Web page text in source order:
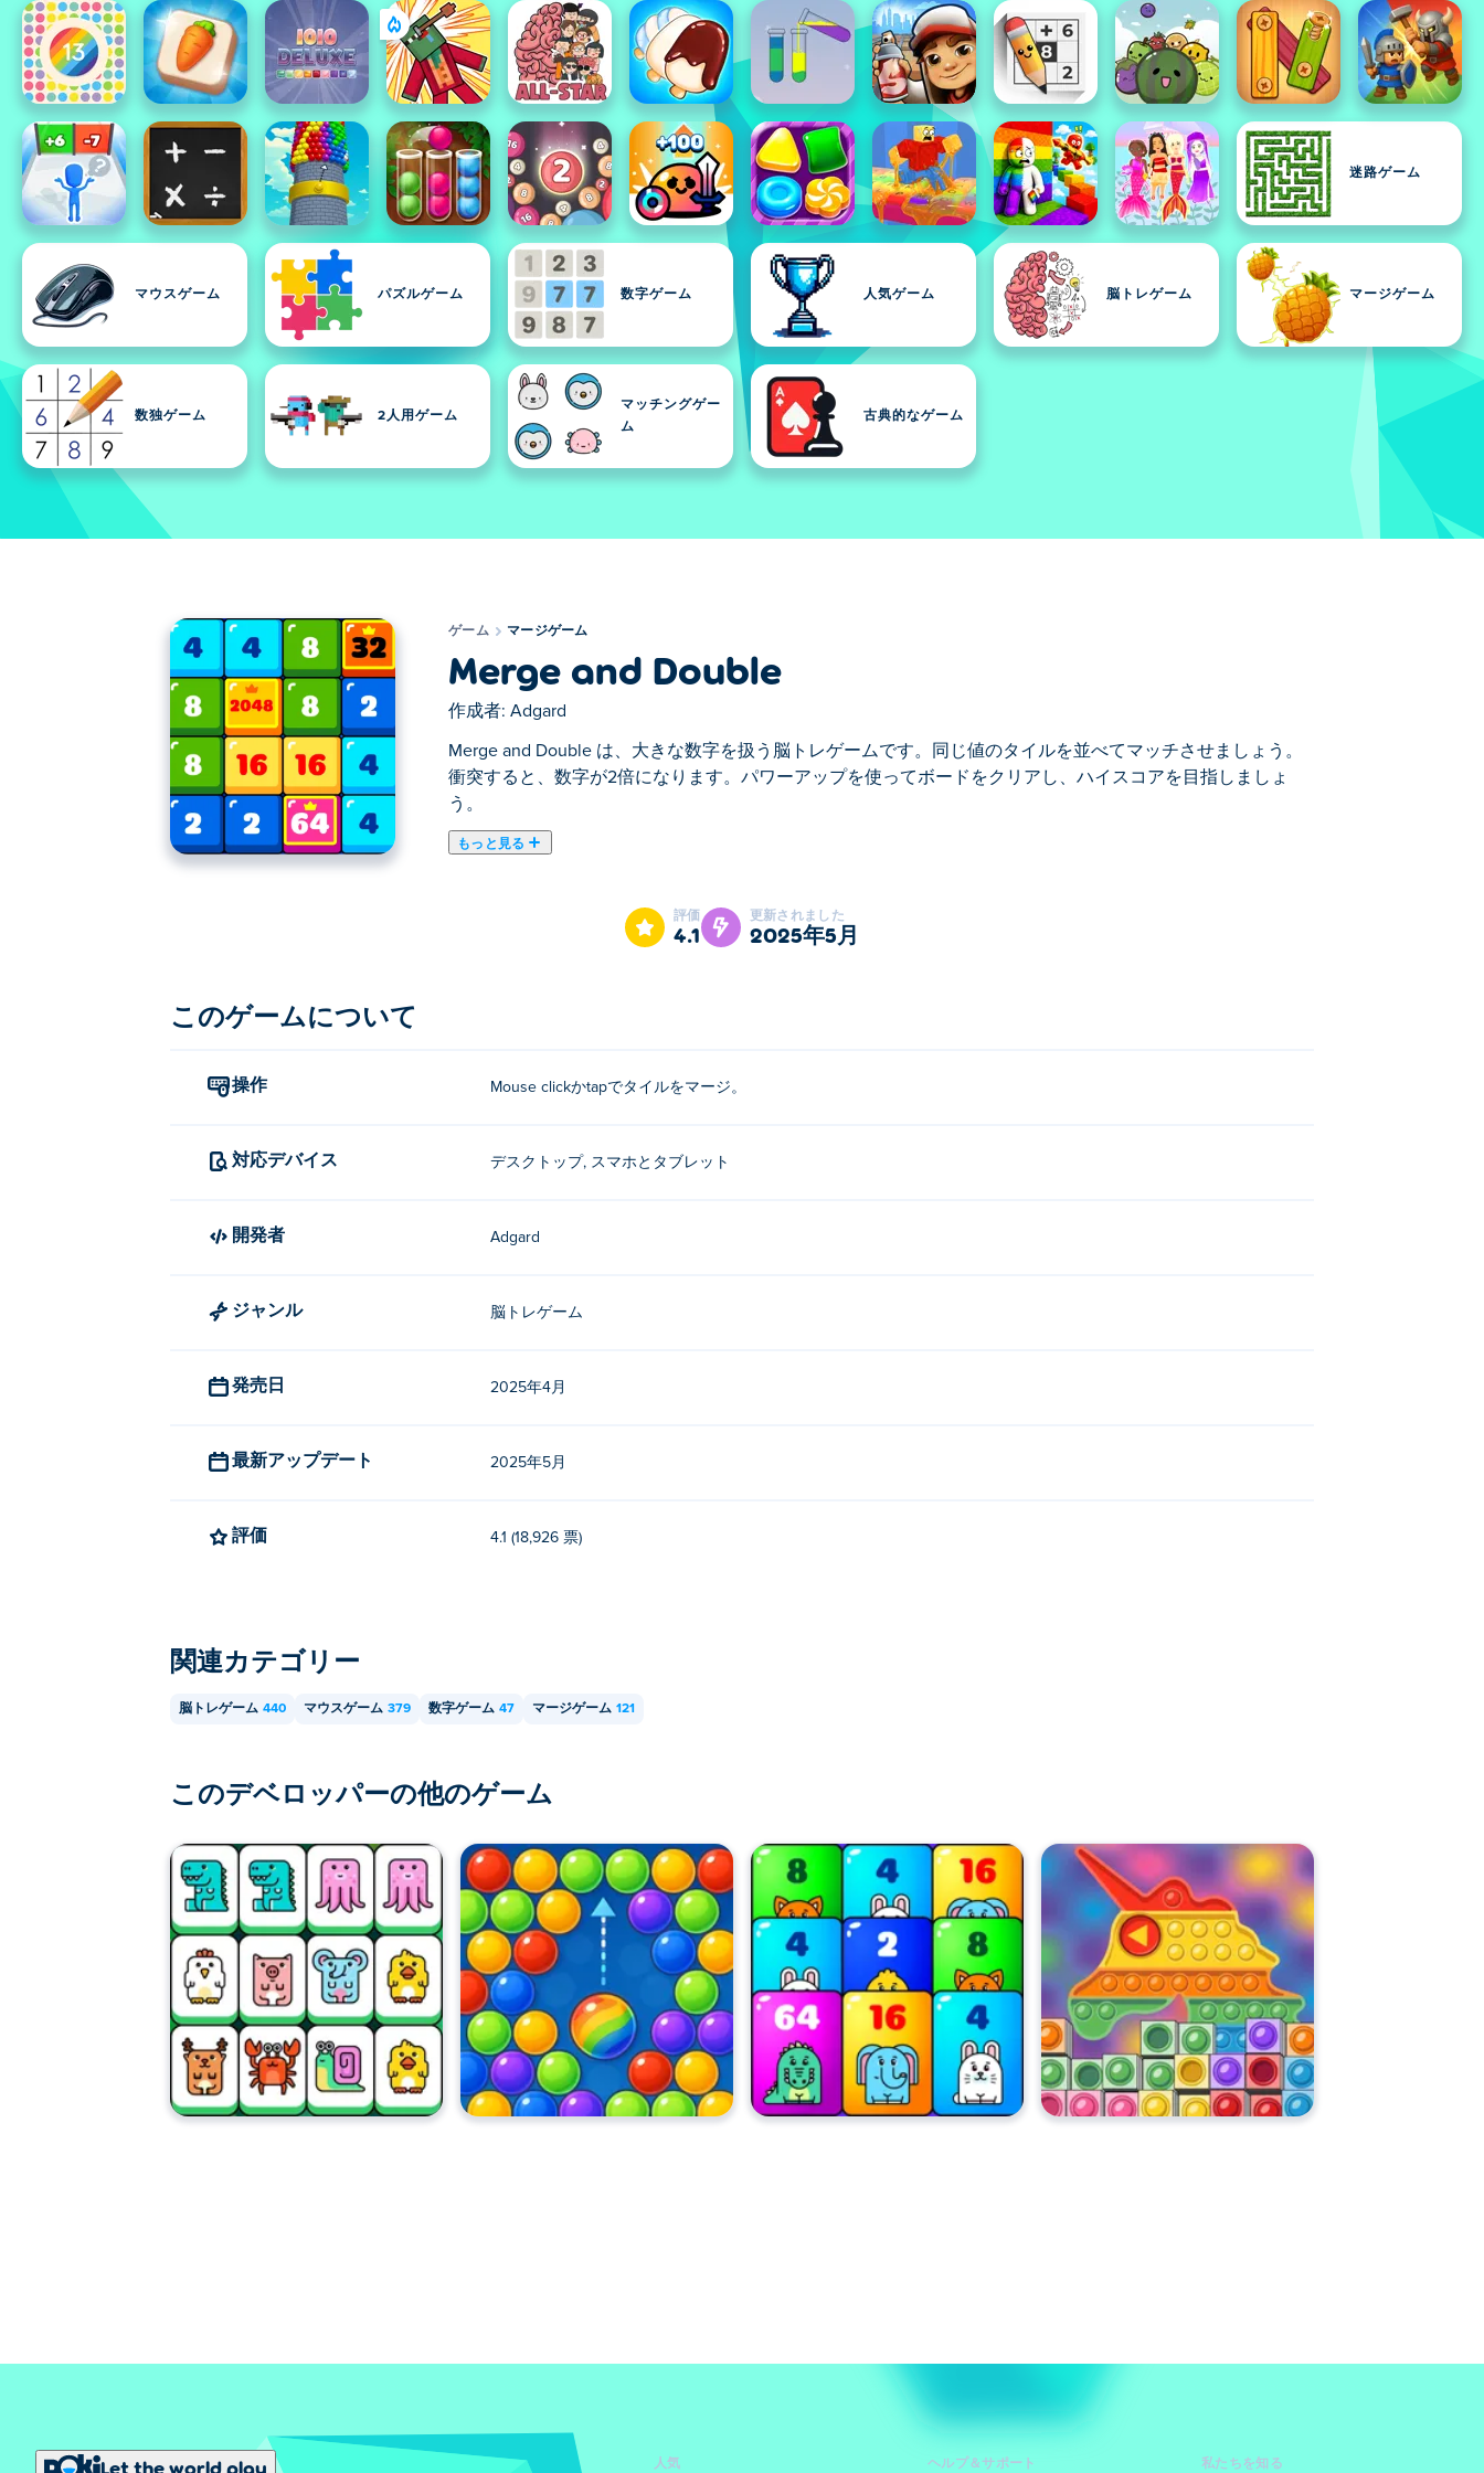
迷路ゲーム
マウスゲーム パズルゲーム 数字ゲーム 人気ゲーム 脳トレゲーム マージゲーム
数独ゲーム 2人用ゲーム
マッチングゲー
ム
古典的なゲーム
ゲーム マージゲーム
Merge and Double
作成者: Adgard
Merge and Double は、大きな数字を扱う脳トレゲームです。同じ値のタイルを並べてマッチさせましょう。
衝突すると、数字が2倍になります。パワーアップを使ってボードをクリアし、ハイスコアを目指しましょ
う。
もっと見る
Merge and Double では、大きな数字がすべてです。このタイルのマッチング ゲームでは、同じ値の数字を隣り合わせて一致させる必要がありま
い。複数のパワーアップが用意されているので、お役に立てます。最大の数字をマージして最高スコアを獲得できますか?
クリックまたはタップしてタイルを結合します。
Merge and Double は Poki で無料でプレイできます。
Merge and Double は、コンピューター、携帯電話、タブレットなどのモバイル デバイスでプレイできます。
評価
4.1
更新されました
2025年5月
このゲームについて
操作 Mouse clickかtapでタイルをマージ。
対応デバイス デスクトップ, スマホとタブレット
開発者 Adgard
ジャンル 脳トレゲーム
発売日 2025年4月
最新アップデート 2025年5月
評価 4.1 (18,926 票)
関連カテゴリー
脳トレゲーム 440 マウスゲーム 379 数字ゲーム 47 マージゲーム 121
このデベロッパーの他のゲーム
Let the world play 人気 ヘルプ＆サポート 私たちを知る